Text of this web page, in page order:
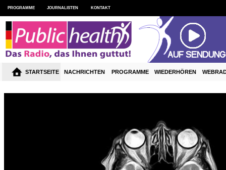
PROGRAMME JOURNALISTEN KONTAKT
STARTSEITE NACHRICHTEN PROGRAMME WIEDERHÖREN